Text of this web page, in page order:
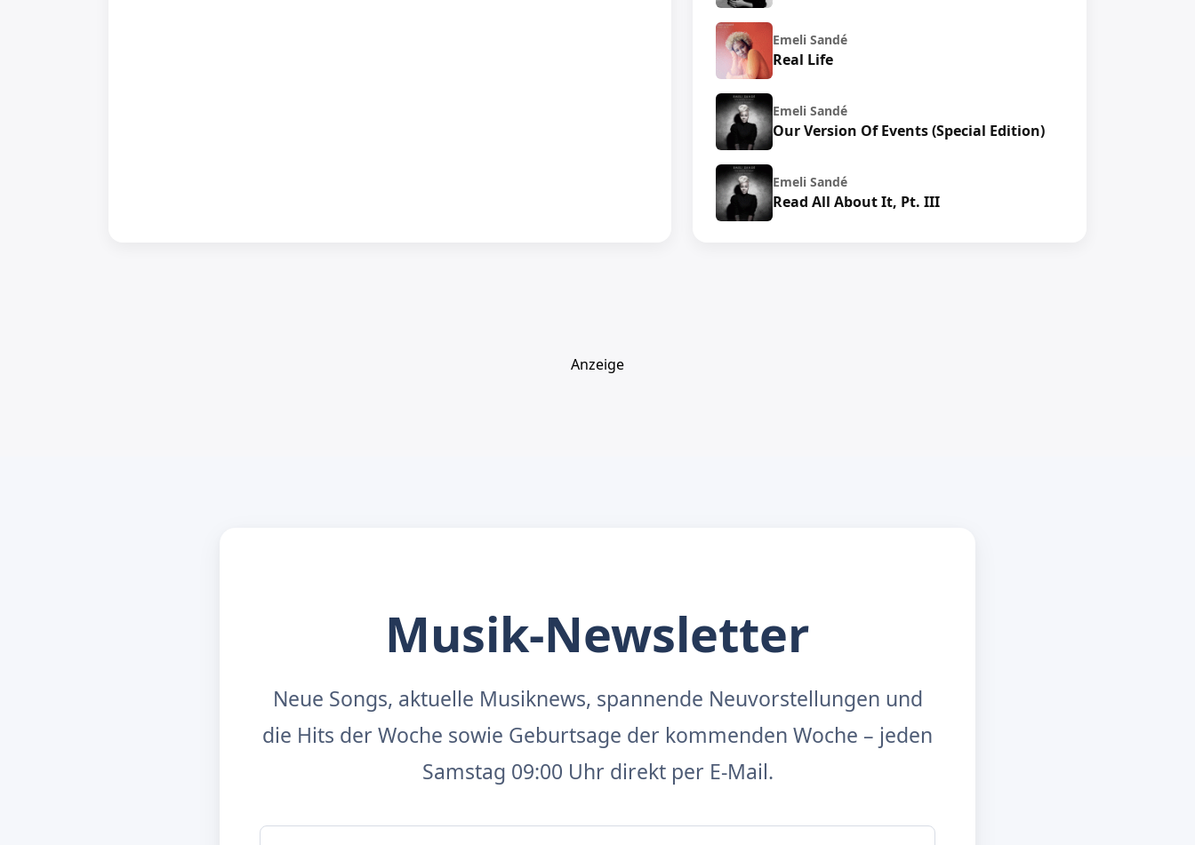
Emeli Sandé
Real Life
Emeli Sandé
Our Version Of Events (Special Edition)
Emeli Sandé
Read All About It, Pt. III
Anzeige
Musik-Newsletter
Neue Songs, aktuelle Musiknews, spannende Neuvorstellungen und
die Hits der Woche sowie Geburtsage der kommenden Woche – jeden
Samstag 09:00 Uhr direkt per E-Mail.